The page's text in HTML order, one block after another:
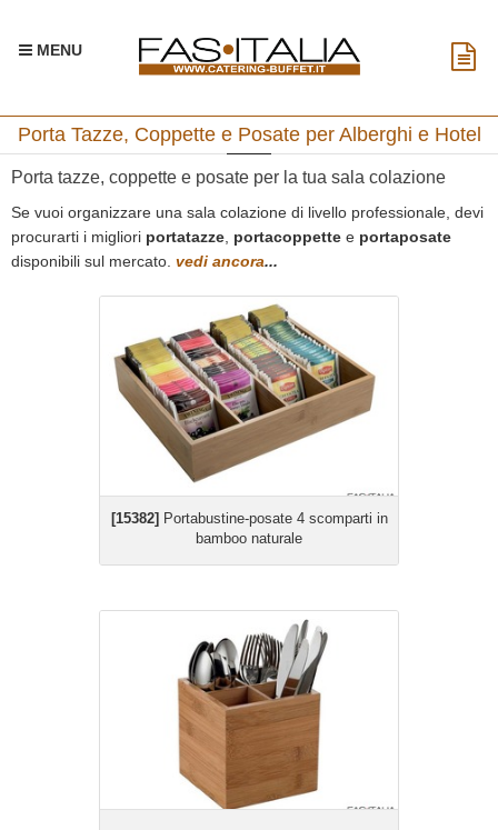
MENU
Porta Tazze, Coppette e Posate per Alberghi e Hotel
Porta tazze, coppette e posate per la tua sala colazione
Se vuoi organizzare una sala colazione di livello professionale, devi
procurarti i migliori portatazze portacoppette e portaposate
disponibili sul mercato. vedi ancora...
[15382]Portabustine-posate 4 scomparti in
bamboo naturale